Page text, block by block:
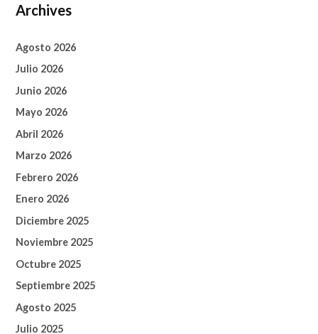
Archives
Agosto 2026
Julio 2026
Junio 2026
Mayo 2026
Abril 2026
Marzo 2026
Febrero 2026
Enero 2026
Diciembre 2025
Noviembre 2025
Octubre 2025
Septiembre 2025
Agosto 2025
Julio 2025